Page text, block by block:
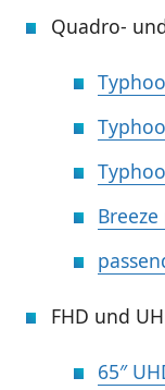
Quadro-
FHD und
65″